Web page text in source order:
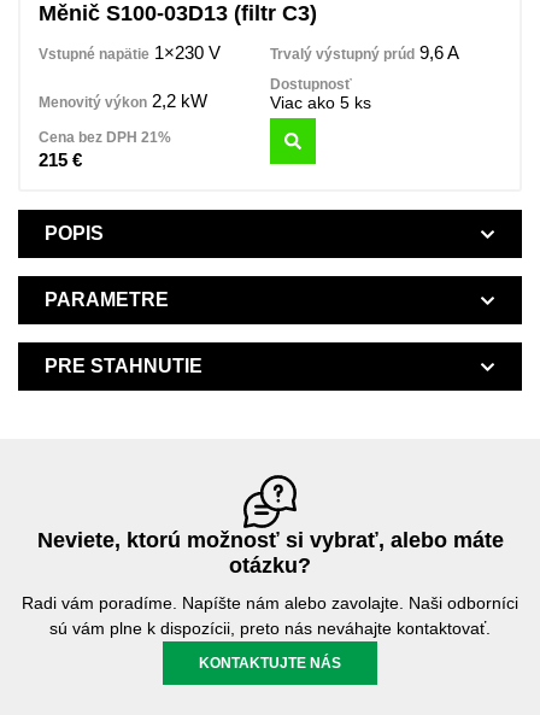
POPIS
PARAMETRE
PRE STAHNUTIE
Měnič S100-03D13 (filtr C3)
1×230 V 9,6 A
2,2 kW Viac ako 5 ks
215 €
Neviete, ktorú možnosť si vybrať, alebo máte
otázku?
Radi vám poradíme. Napíšte nám alebo zavolajte. Naši odborníci
sú vám plne k dispozícii, preto nás neváhajte kontaktovať.
KONTAKTUJTE NÁS